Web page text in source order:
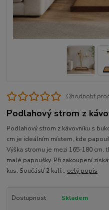
Ohodnotit
Podlahový strom z
Podlahový strom z kávovníku s
cm je ideálním místem, kde
Výška stromu je mezi 165-180 cm,
malé papoušky. Při zakoupení
kus. Součástí 2 kalí... celý popis
Dostupnost Skladem